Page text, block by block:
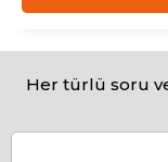
Her türlü soru